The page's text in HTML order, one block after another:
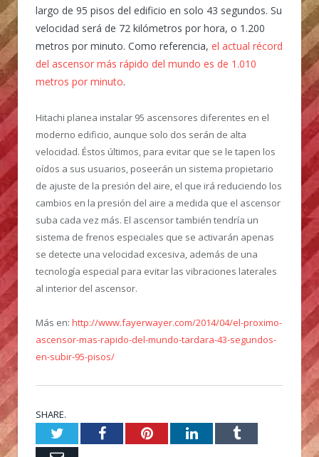
largo de 95 pisos del edificio en solo 43 segundos. Su
velocidad será de 72 kilómetros por hora, o 1.200
metros por minuto. Como referencia, el actual récord
del ascensor más rápido del mundo es de 1.010
metros por minuto.
Hitachi planea instalar 95 ascensores diferentes en el
moderno edificio, aunque solo dos serán de alta
velocidad. Éstos últimos, para evitar que se le tapen los
oídos a sus usuarios, poseerán un sistema propietario
de ajuste de la presión del aire, el que irá reduciendo los
cambios en la presión del aire a medida que el ascensor
suba cada vez más. El ascensor también tendría un
sistema de frenos especiales que se activarán apenas
se detecte una velocidad excesiva, además de una
tecnología especial para evitar las vibraciones laterales
al interior del ascensor.
Más en: http://www.fayerwayer.com/2014/04/el-proximo-
ascensor-mas-rapido-del-mundo-tardara-43-segundos-
en-subir-95-pisos/
SHARE.
TwitterFacebookPinterestLinkedInTumblr